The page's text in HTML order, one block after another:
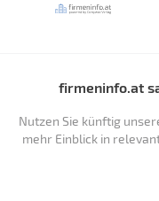
firmeninfo.at
Nutzen Sie künftig
mehr Einblick in